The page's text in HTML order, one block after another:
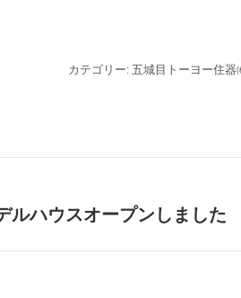
カテゴリー: 五城目トーヨー住
ルハウスオープンしました